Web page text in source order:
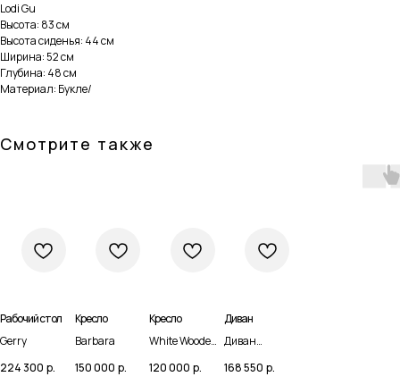
Lodi Gu
Высота: 83 см
Высота сиденья: 44 см
Ширина: 52 см
Глубина: 48 см
Материал: Букле/
Смотрите также
Рабочий стол
Gerry
224 300 р.
Кресло
Barbara
150 000 р.
Кресло
White Wooden
120 000 р.
Диван
Диван
168 550 р.
Навигация
Домашняя
Каталог
Мебель